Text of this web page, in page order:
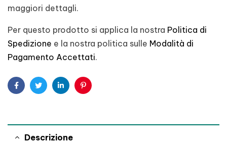
maggiori dettagli.
Per questo prodotto si applica la nostra Politica di
Spedizione e la nostra politica sulle Modalità di
Pagamento Accettati.
FacebookTwitterLinkedinPinterest
Descrizione